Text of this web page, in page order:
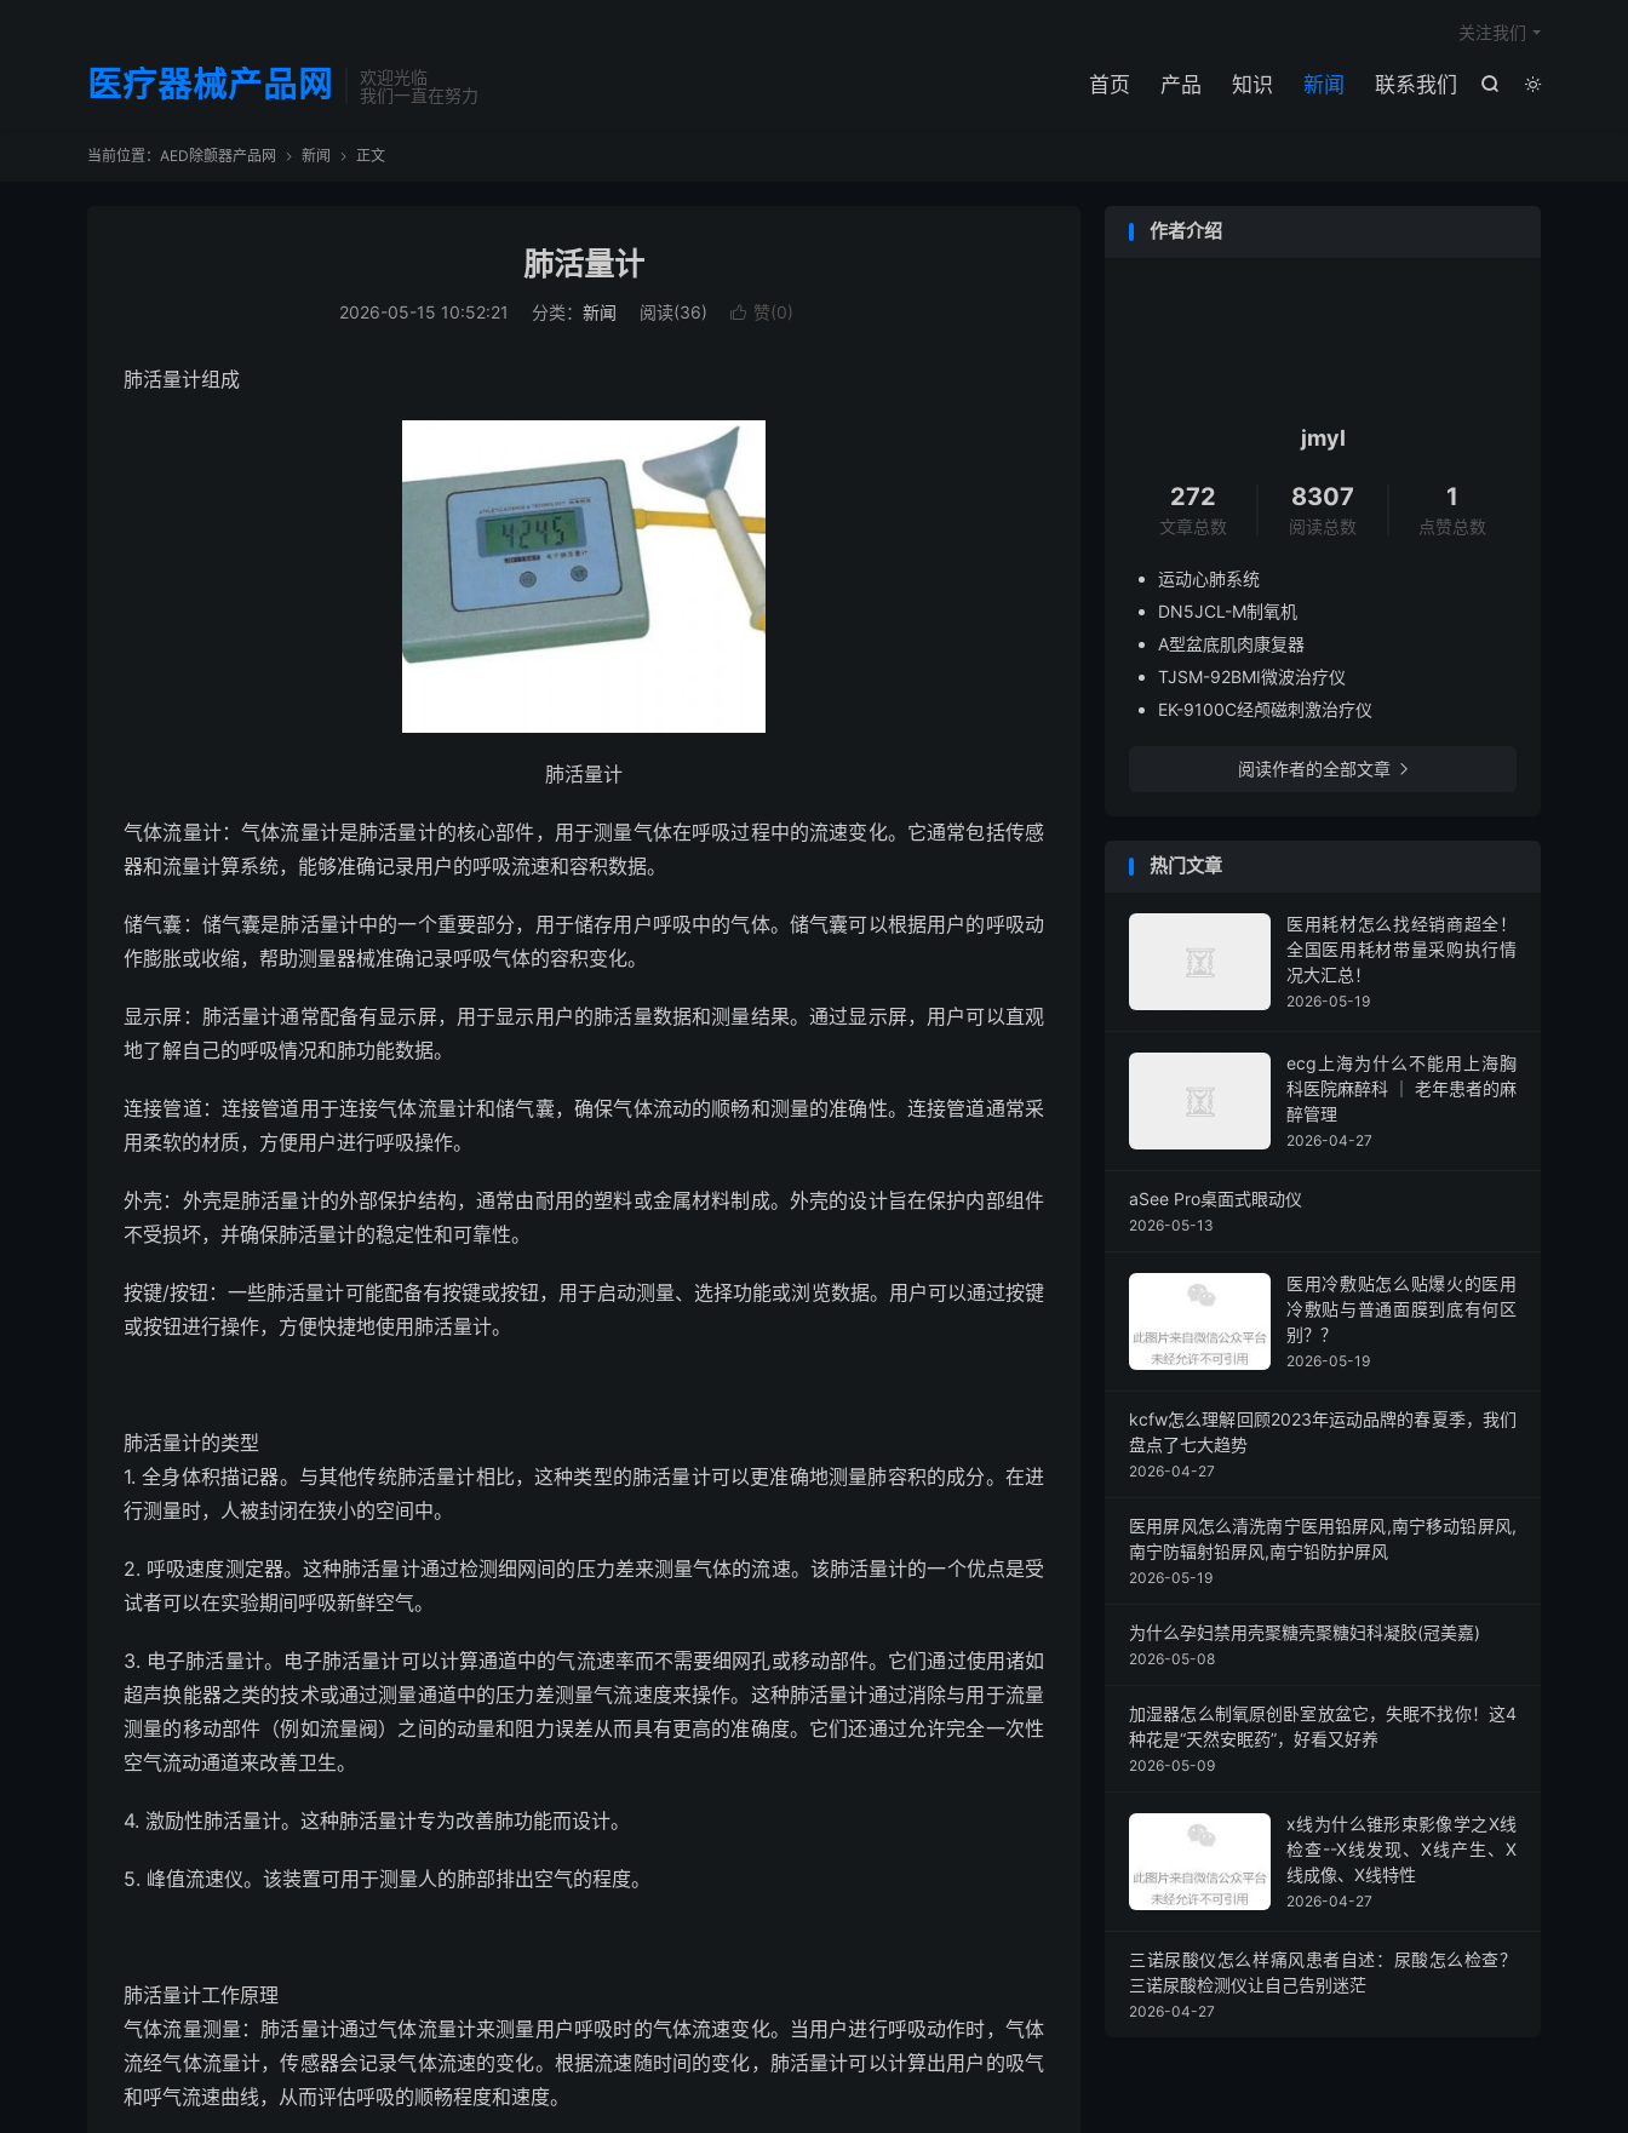
医疗器械产品网
欢迎光临
我们一直在努力


首页 产品 知识 新闻 联系我们
关注我们
当前位置： AED除颤器产品网  新闻  正文
肺活量计
2026-05-15 10:52:21 分类： 新闻 阅读(36)  赞(0)
肺活量计组成
肺活量计
气体流量计：气体流量计是肺活量计的核心部件，用于测量气体在呼吸过程中的流速变化。它通常包括传感
器和流量计算系统，能够准确记录用户的呼吸流速和容积数据。
储气囊：储气囊是肺活量计中的一个重要部分，用于储存用户呼吸中的气体。储气囊可以根据用户的呼吸动
作膨胀或收缩，帮助测量器械准确记录呼吸气体的容积变化。
显示屏：肺活量计通常配备有显示屏，用于显示用户的肺活量数据和测量结果。通过显示屏，用户可以直观
地了解自己的呼吸情况和肺功能数据。
连接管道：连接管道用于连接气体流量计和储气囊，确保气体流动的顺畅和测量的准确性。连接管道通常采
用柔软的材质，方便用户进行呼吸操作。
外壳：外壳是肺活量计的外部保护结构，通常由耐用的塑料或金属材料制成。外壳的设计旨在保护内部组件
不受损坏，并确保肺活量计的稳定性和可靠性。
按键/按钮：一些肺活量计可能配备有按键或按钮，用于启动测量、选择功能或浏览数据。用户可以通过按键
或按钮进行操作，方便快捷地使用肺活量计。
肺活量计的类型
1. 全身体积描记器。与其他传统肺活量计相比，这种类型的肺活量计可以更准确地测量肺容积的成分。在进
行测量时，人被封闭在狭小的空间中。
2. 呼吸速度测定器。这种肺活量计通过检测细网间的压力差来测量气体的流速。该肺活量计的一个优点是受
试者可以在实验期间呼吸新鲜空气。
3. 电子肺活量计。电子肺活量计可以计算通道中的气流速率而不需要细网孔或移动部件。它们通过使用诸如
超声换能器之类的技术或通过测量通道中的压力差测量气流速度来操作。这种肺活量计通过消除与用于流量
测量的移动部件（例如流量阀）之间的动量和阻力误差从而具有更高的准确度。它们还通过允许完全一次性
空气流动通道来改善卫生。
4. 激励性肺活量计。这种肺活量计专为改善肺功能而设计。
5. 峰值流速仪。该装置可用于测量人的肺部排出空气的程度。
肺活量计工作原理
气体流量测量：肺活量计通过气体流量计来测量用户呼吸时的气体流速变化。当用户进行呼吸动作时，气体
流经气体流量计，传感器会记录气体流速的变化。根据流速随时间的变化，肺活量计可以计算出用户的吸气
和呼气流速曲线，从而评估呼吸的顺畅程度和速度。
作者介绍
jmyl
272
文章总数
8307
阅读总数
1
点赞总数
运动心肺系统
DN5JCL-M制氧机
A型盆底肌肉康复器
TJSM-92BMⅠ微波治疗仪
EK-9100C经颅磁刺激治疗仪
阅读作者的全部文章 
热门文章
医用耗材怎么找经销商超全！
全国医用耗材带量采购执行情
况大汇总！
2026-05-19
ecg上海为什么不能用上海胸
科医院麻醉科 ｜ 老年患者的麻
醉管理
2026-04-27
aSee Pro桌面式眼动仪
2026-05-13
医用冷敷贴怎么贴爆火的医用
冷敷贴与普通面膜到底有何区
别？？
2026-05-19
kcfw怎么理解回顾2023年运动品牌的春夏季，我们
盘点了七大趋势
2026-04-27
医用屏风怎么清洗南宁医用铅屏风,南宁移动铅屏风,
南宁防辐射铅屏风,南宁铅防护屏风
2026-05-19
为什么孕妇禁用壳聚糖壳聚糖妇科凝胶(冠美嘉)
2026-05-08
加湿器怎么制氧原创卧室放盆它，失眠不找你！这4
种花是“天然安眠药”，好看又好养
2026-05-09
x线为什么锥形束影像学之X线
检查--X线发现、X线产生、X
线成像、X线特性
2026-04-27
三诺尿酸仪怎么样痛风患者自述：尿酸怎么检查？
三诺尿酸检测仪让自己告别迷茫
2026-04-27